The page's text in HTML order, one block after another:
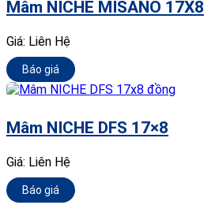
Mâm NICHE MISANO 17X8
Giá: Liên Hệ
Báo giá
Mâm NICHE DFS 17×8
Giá: Liên Hệ
Báo giá